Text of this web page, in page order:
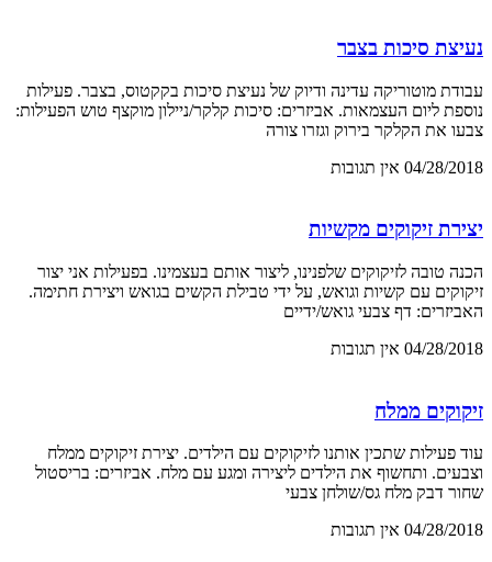
נעיצת סיכות בצבר
עבודת מוטוריקה עדינה ודיוק של נעיצת סיכות בקקטוס, בצבר. פעילות
נוספת ליום העצמאות. אביזרים: סיכות קלקר/ניילון מוקצף טוש הפעילות:
צבעו את הקלקר בירוק וגזרו צורה
04/28/2018 אין תגובות
יצירת זיקוקים מקשיות
הכנה טובה לזיקוקים שלפנינו, ליצור אותם בעצמינו. בפעילות אני יצור
זיקוקים עם קשיות וגואש, על ידי טבילת הקשים בגואש ויצירת חתימה.
האביזרים: דף צבעי גואש/ידיים
04/28/2018 אין תגובות
זיקוקים ממלח
עוד פעילות שתכין אותנו לזיקוקים עם הילדים. יצירת זיקוקים ממלח
וצבעים. ותחשוף את הילדים ליצירה ומגע עם מלח. אביזרים: בריסטול
שחור דבק מלח גס/שולחן צבעי
04/28/2018 אין תגובות